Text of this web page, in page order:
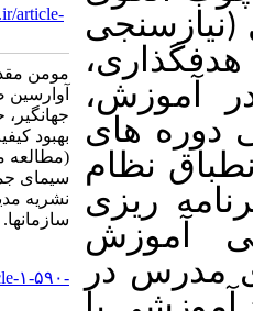
URL:http://journalieaa.ir/article-
1-590-fa.html
مومن مقدم رباب، ملکی
آوارسین صادق، یاری حاج عطالو
جهانگیر، حبیبی حمدالله. الگوی
بهبود کیفیت آموزش کارکنان
(مطالعه موردی: سازمان صدا و
سیمای جمهوری اسلامی ایران).
نشریه مديريت بر آموزش
سازمانها. ۱۴۰۲; ۱۲ (۳) :۹۳-۱۱۸
http://journalieaa.ir/article-۱-۵۹۰-